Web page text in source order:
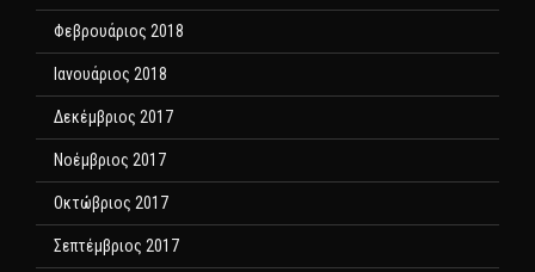
Φεβρουάριος 2018
Ιανουάριος 2018
Δεκέμβριος 2017
Νοέμβριος 2017
Οκτώβριος 2017
Σεπτέμβριος 2017